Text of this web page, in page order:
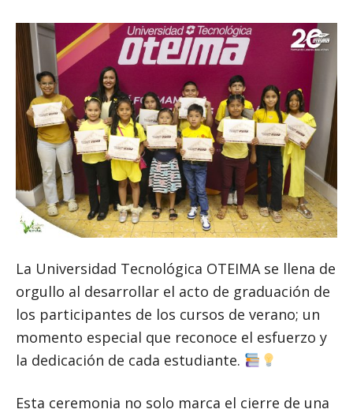
La Universidad Tecnológica OTEIMA se llena de
orgullo al desarrollar el acto de graduación de
los participantes de los cursos de verano; un
momento especial que reconoce el esfuerzo y
la dedicación de cada estudiante.
Esta ceremonia no solo marca el cierre de una